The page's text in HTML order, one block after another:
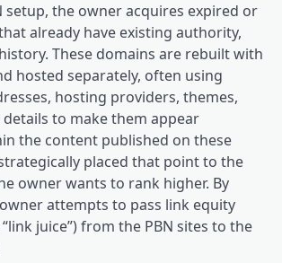
setup, the owner acquires expired or
already have existing authority,
These domains are rebuilt with
hosted separately, often using
hosting providers, themes,
to make them appear
the content published on these
placed that point to the
owner wants to rank higher. By
attempts to pass link equity
juice”) from the PBN sites to the